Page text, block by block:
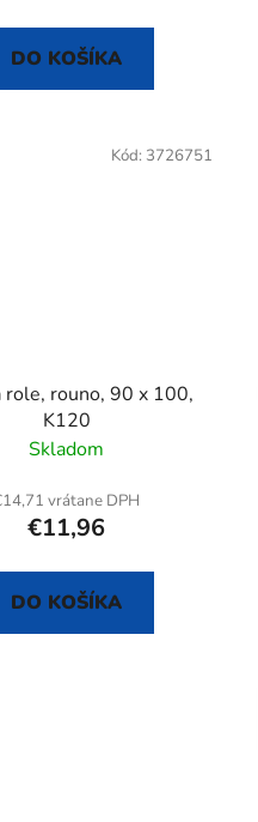
DO KOŠÍKA
role, rouno, 90 x 100,
K120
Skladom
vrátane DPH
€11,96
DO KOŠÍKA
Kód: 3726751